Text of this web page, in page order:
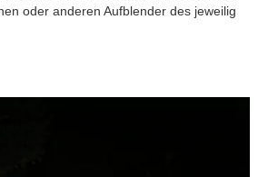
oder anderen Aufblender des jeweilig